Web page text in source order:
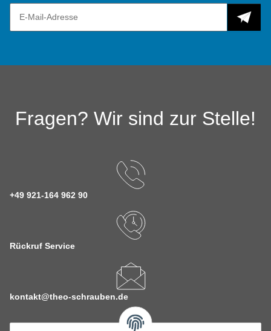
Fragen? Wir sind zur Stelle!
+49 921-164 962 90
Rückruf Service
kontakt@theo-schrauben.de